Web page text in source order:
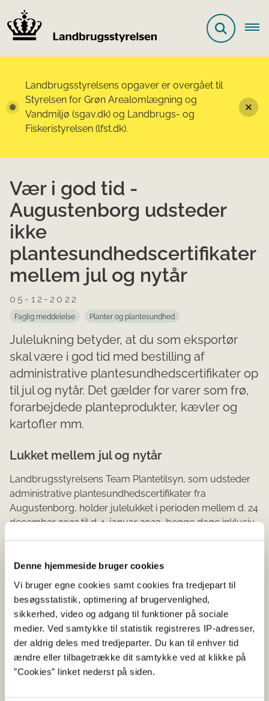
Denne hjemmeside bruger cookies
Vi bruger egne cookies samt cookies fra tredjepart til
besøgsstatistik, optimering af brugervenlighed,
sikkerhed, video og adgang til funktioner på sociale
medier. Ved samtykke til statistik registreres IP-adresser,
der aldrig deles med tredjeparter. Du kan til enhver tid
ændre eller tilbagetrække dit samtykke ved at klikke på
”Cookies” linket nederst på siden.
Landbrugsstyrelsens opgaver er overgået til
Styrelsen for Grøn Arealomlægning og
Vandmiljø (sgav.dk) og Landbrugs- og
Fiskeristyrelsen (lfst.dk).
Vær i god tid -
Augustenborg udsteder
ikke
plantesundhedscertifikater
mellem jul og nytår
05-12-2022
Faglig meddelelse Planter og plantesundhed
Julelukning betyder, at du som eksportør
skal være i god tid med bestilling af
administrative plantesundhedscertifikater op
til jul og nytår. Det gælder for varer som frø,
forarbejdede planteprodukter, kævler og
kartofler mm.
Lukket mellem jul og nytår
Landbrugsstyrelsens Team Plantetilsyn, som udsteder
administrative plantesundhedscertifikater fra
Augustenborg, holder julelukket i perioden mellem d. 24
december 2022 til d. 1. januar 2023, begge dage inklusiv.
plantesundhedscertifikat, er det nødvendigt, at du er
måde kan vi nå, at kontrollere varen og udstede
plantesundhedscertifikatet, hvis vi vurderer, at varen
opfylder importlandets krav til plantesundhed.
God jul og godt nytår
Kontakt